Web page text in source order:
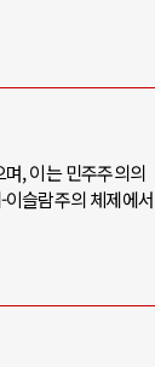
, 이는 민주주의의
슬람주의 체제에서
AI와 인간
국 AI, 저가 공세로
부펀드 구상 놓고
데이터센터 반대